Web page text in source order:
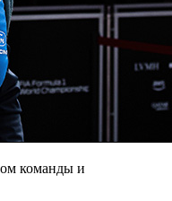
команды и